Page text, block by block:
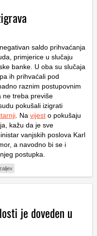
saldo prihvaćanja
primjerice u slučaju
banke. U oba su slučaja
ih prihvaćali pod
raznim postupovnim
ne treba previše
pokušali izigrati
. Na vijest o pokušaju
kažu da je sve
vanjskih poslova Karl
a navodno bi se i
postupka.
je doveden u